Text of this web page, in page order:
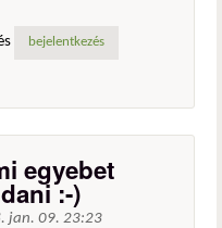
bejelentkezés
egyebet
:-)
jan. 09. 23:23